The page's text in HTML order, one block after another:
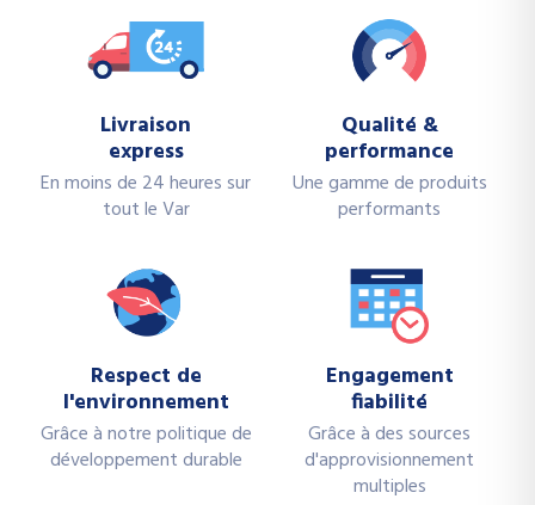
Livraison
express
En moins de 24 heures sur
tout le Var
Qualité &
performance
Une gamme de produits
performants
Respect de
l'environnement
Grâce à notre politique de
développement durable
Engagement
fiabilité
Grâce à des sources
d'approvisionnement
multiples